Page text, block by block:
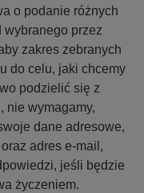
o podanie różnych
wybranego przez
zakres zebranych
do celu, jaki chcemy
podzielić się z
nie wymagamy,
dane adresowe,
adres e-mail,
jeśli będzie
życzeniem.